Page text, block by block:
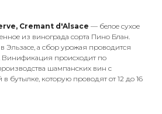
Cremant d'Alsace — белое сухое
из винограда сорта Пино Блан.
Эльзасе, а сбор урожая проводится
Винификация происходит по
шампанских вин с
бутылке, которую проводят от 12 до 16